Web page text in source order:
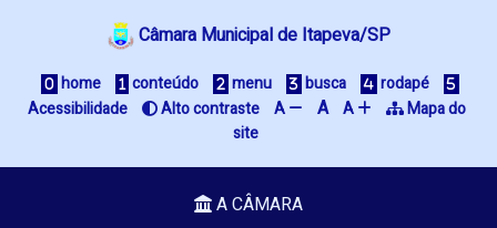
Câmara Municipal de Itapeva/SP
home conteúdo menu busca
rodapé
Acessibilidade
Alto contraste A A A
Mapa do
site
A CÂMARA